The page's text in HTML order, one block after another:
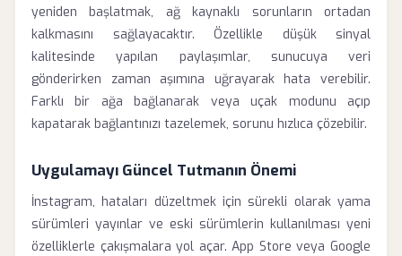
yeniden başlatmak, ağ kaynaklı sorunların ortadan
kalkmasını sağlayacaktır. Özellikle düşük sinyal
kalitesinde yapılan paylaşımlar, sunucuya veri
gönderirken zaman aşımına uğrayarak hata verebilir.
Farklı bir ağa bağlanarak veya uçak modunu açıp
kapatarak bağlantınızı tazelemek, sorunu hızlıca çözebilir.
Uygulamayı Güncel Tutmanın Önemi
İnstagram, hataları düzeltmek için sürekli olarak yama
sürümleri yayınlar ve eski sürümlerin kullanılması yeni
özelliklerle çakışmalara yol açar. App Store veya Google